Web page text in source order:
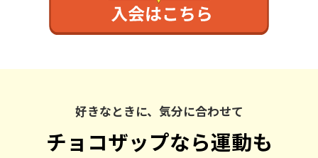
好きなときに、気分に合わせて
チョコザップなら運動も